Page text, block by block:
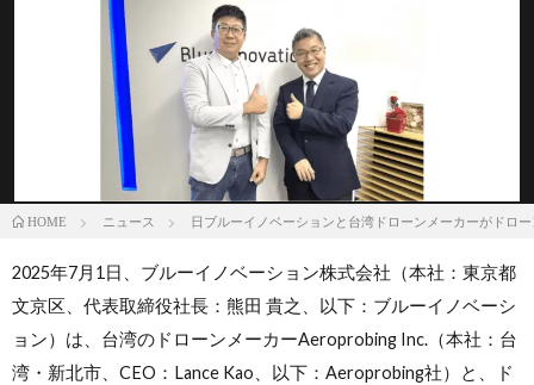
HOME ニュース 日ブルーイノベーションと台湾ドローンメーカーがドロ
2025年7月1日、ブルーイノベーション株式会社（本社：東京都
文京区、代表取締役社長：熊田 貴之、以下：ブルーイノベーシ
ョン）は、台湾のドローンメーカーAeroprobing Inc.（本社：台
湾・新北市、CEO：Lance Kao、以下：Aeroprobing社）と、ド